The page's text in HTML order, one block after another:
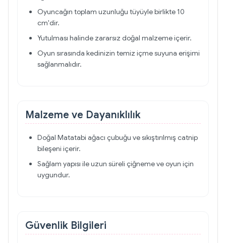
Oyuncağın toplam uzunluğu tüyüyle birlikte 10
cm'dir.
Yutulması halinde zararsız doğal malzeme içerir.
Oyun sırasında kedinizin temiz içme suyuna erişimi
sağlanmalıdır.
Malzeme ve Dayanıklılık
Doğal Matatabi ağacı çubuğu ve sıkıştırılmış catnip
bileşeni içerir.
Sağlam yapısı ile uzun süreli çiğneme ve oyun için
uygundur.
Güvenlik Bilgileri